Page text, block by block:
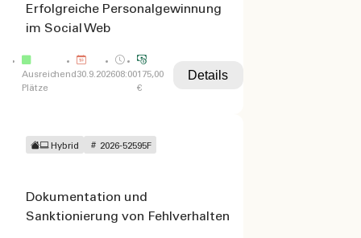
Erfolgreiche Personalgewinnung
im Social Web
Ausreichend
Plätze
30.9.202608:00175,00
€
Details
Hybrid 2026-52595F
Dokumentation und
Sanktionierung von Fehlverhalten